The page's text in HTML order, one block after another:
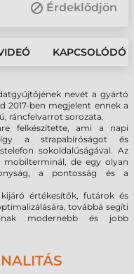
Érdeklődjön
KAPCSOLÓDÓ
nevét a gyártó
2017-ben megjelent ennek a
ráncfelvarrot sorozata.
felkészítette, ami a napi
így a strapabíróságot és
sokoldalúságával. Az
mobilterminál, de egy olyan
a pontosság és a
értékesítők, futárok és
továbbá segíti
modernebb és jobb